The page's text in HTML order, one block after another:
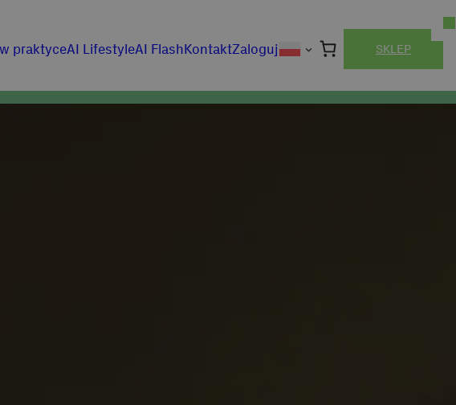
praktyceAI LifestyleAI FlashKontaktZaloguj SKLEP